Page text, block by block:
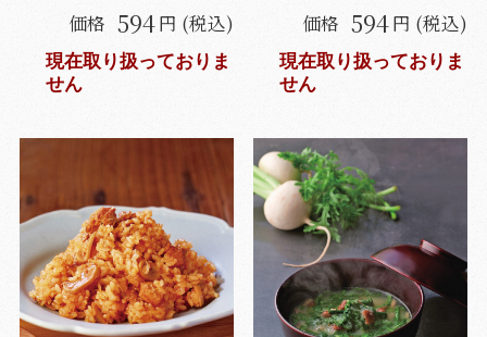
価格 594円 (税込)
現在取り扱っておりま
せん
価格 594円 (税込)
現在取り扱っておりま
せん